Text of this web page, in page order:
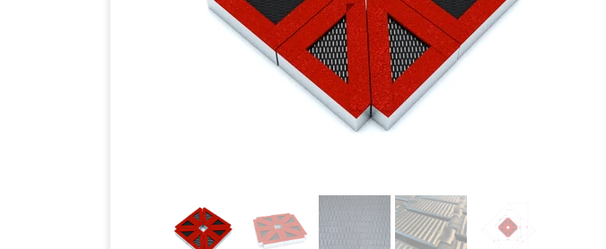
Samolot Mały
Winogrono NL
Tripod Semafor
STATEK
LOOP-1